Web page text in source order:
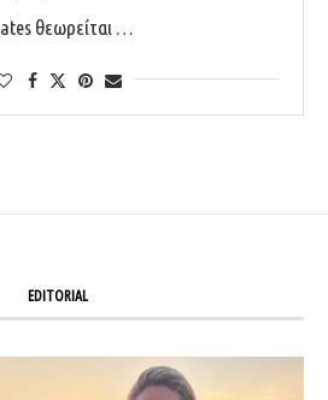
θεωρείται …
EDITORIAL